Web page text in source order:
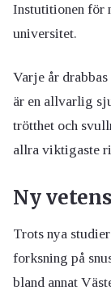
Instutitionen för
universitet.
Varje år
är en allvarlig
trötthet och
allra viktigaste
Ny
Trots nya
forksning på
bland annat